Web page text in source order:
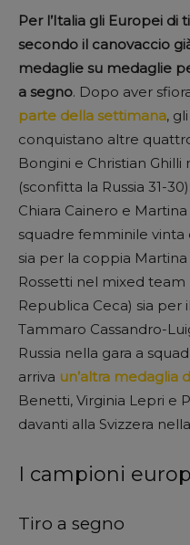
Per l’Italia gli Europei di
secondo il canovaccio
medaglie su medaglie
a segno. Dopo aver
parte della settimana,
conquistano altre
Bongini e Christian
(sconfitta la Russia 31-
Chiara Cainero e
squadre femminile vinta
sia per la coppia
Rossetti nel mixed team
Republica Ceca) sia per
Tammaro Cassandro-
Russia nella gara a
arriva un’altra medaglia
Benetti, Virginia Lepri e
davanti alla Svizzera
I campioni
Tiro a segno